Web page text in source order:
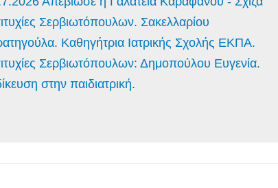
Σερβιωτόπουλων. Σακελλαρίου
Καθηγήτρια Ιατρικής Σχολής ΕΚΠΑ.
Σερβιωτόπουλων: Δημοπούλου Ευγενία.
στην παιδιατρική.